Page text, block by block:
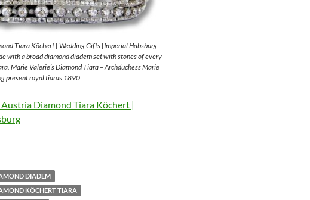
Tiara Köchert | Wedding Gifts |Imperial Habsburg
with a broad diamond diadem set with stones of every
Marie Valerie’s Diamond Tiara – Archduchess Marie
present royal tiaras 1890
Diamond Tiara Köchert |
DIADEM
KÖCHERT TIARA